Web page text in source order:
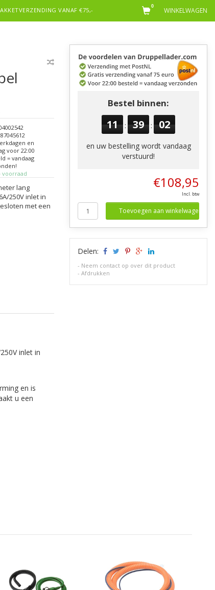
VANAF €75,- WINKELWAGEN
0
en
voor 22:00
= vandaag
voorraad
lang
250V inlet in
met een
inlet in
en is
u een
Bestel binnen:
11 : 39 : 02
en uw bestelling wordt vandaag
verstuurd!
€108,95
Incl. btw
Toevoegen aan winkelwagen
Delen:
- Neem contact op over dit product
-Afdrukken